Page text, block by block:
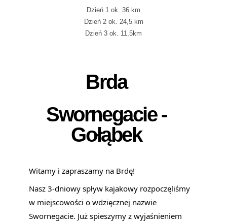
Brda
Swornegacie -
Gołąbek
Witamy i zapraszamy na Brdę!
Nasz 3-dniowy spływ kajakowy rozpoczęliśmy
w miejscowości o wdzięcznej nazwie
Swornegacie. Już spieszymy z wyjaśnieniem
Dzień 1 ok. 36 km
Dzień 2 ok. 24,5 km
Dzień 3 ok. 11,5km